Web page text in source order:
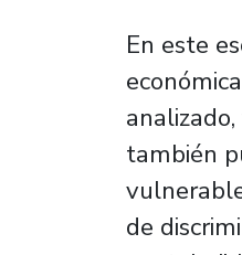
En este
también
de